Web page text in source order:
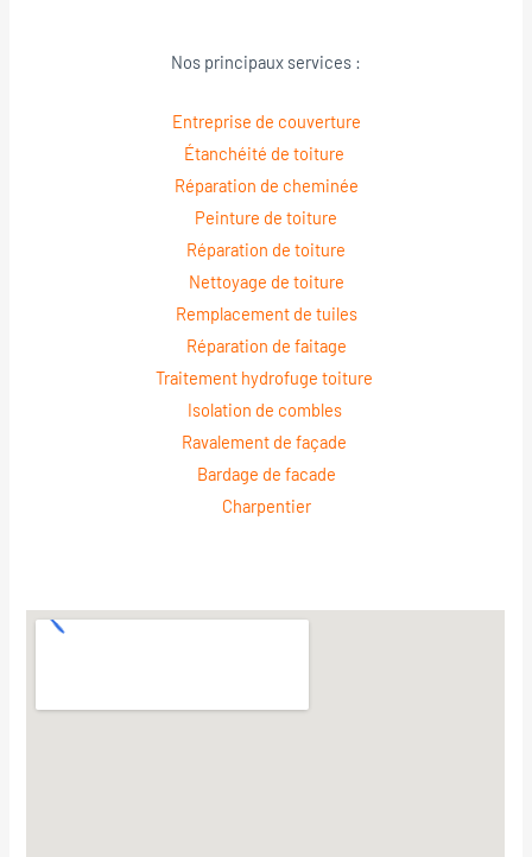
Nos principaux services :
Entreprise de couverture
Étanchéité de toiture
Réparation de cheminée
Peinture de toiture
Réparation de toiture
Nettoyage de toiture
Remplacement de tuiles
Réparation de faitage
Traitement hydrofuge toiture
Isolation de combles
Ravalement de façade
Bardage de facade
Charpentier